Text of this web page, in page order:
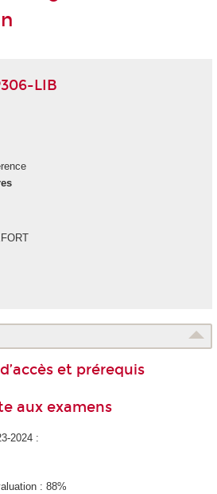
LIB
et prérequis
aux examens
2024 :
: 88%